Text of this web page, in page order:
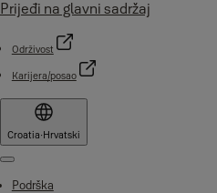
Prijeđi na glavni sadržaj
Održivost
Karijera/posao
Croatia·Hrvatski
Menu
Podrška